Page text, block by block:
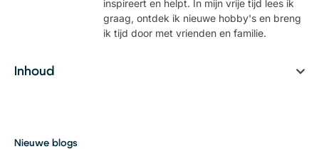
inspireert en helpt. In mijn vrije tijd lees ik
graag, ontdek ik nieuwe hobby's en breng
ik tijd door met vrienden en familie.
Inhoud
Nieuwe blogs